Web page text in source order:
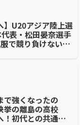
】U20アジア陸上選
表・松田晏奈選手
で競り負けない強
で強くなったの
挙の離島の高校
初代との共通点